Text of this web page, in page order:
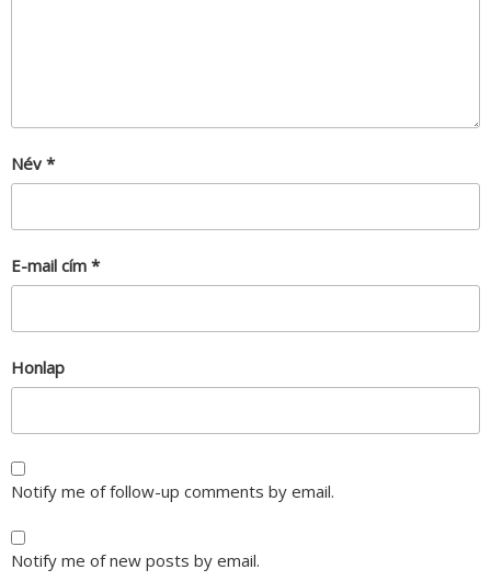
Név *
E-mail cím *
Honlap
Notify me of follow-up comments by email.
Notify me of new posts by email.